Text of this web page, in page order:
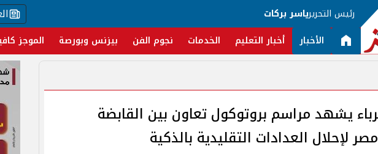
رئيس التحريرياسر بركات
الأخبار أخبار التعليم الخدمات نجوم الفن بيزنس وبورصة الموجز
يشهد مراسم بروتوكول تعاون بين القابضة
لإحلال العدادات التقليدية بالذكية